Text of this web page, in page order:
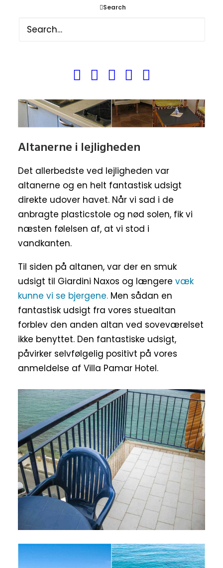
Search
Altanerne i lejligheden
Det allerbedste ved lejligheden var
altanerne og en helt fantastisk udsigt
direkte udover havet. Når vi sad i de
anbragte plasticstole og nød solen, fik vi
næsten følelsen af, at vi stod i
vandkanten.
Til siden på altanen, var der en smuk
udsigt til Giardini Naxos og længere væk
kunne vi se bjergene. Men sådan en
fantastisk udsigt fra vores stuealtan
forblev den anden altan ved soveværelset
ikke benyttet. Den fantastiske udsigt,
påvirker selvfølgelig positivt på vores
anmeldelse af Villa Pamar Hotel.